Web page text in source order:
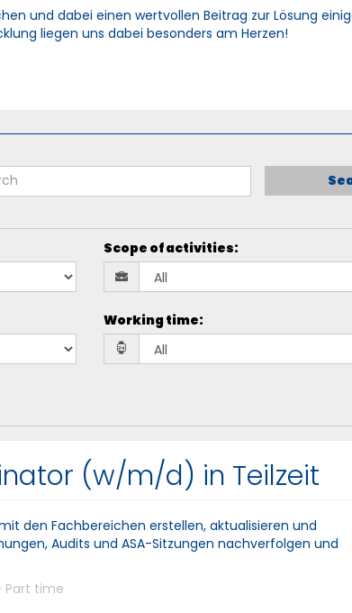
und dabei einen wertvollen Beitrag zur Lösung
liegen uns dabei besonders am Herzen!
Scope of activities:
Working time:
(w/m/d) in Teilzeit
den Fachbereichen erstellen, aktualisieren und
Audits und ASA-Sitzungen nachverfolgen und
Part time